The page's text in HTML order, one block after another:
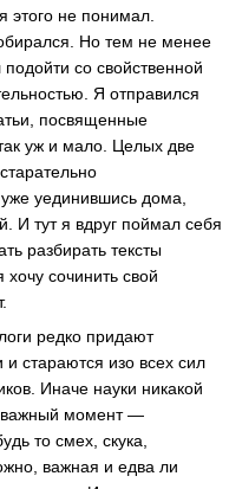
этого не понимал.
Но тем не менее
со свойственной
Я отправился
посвященные
уж и мало. Целых две
уединившись дома,
И тут я вдруг поймал себя
разбирать тексты
сочинить свой
редко придают
и стараются изо всех сил
Иначе науки никакой
важный момент —
то смех, скука,
важная и едва ли